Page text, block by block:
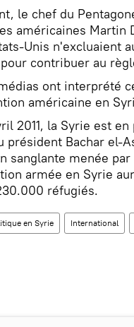
le chef du
américaines Martin
Unis n'excluaient
contribuer au
ont interprété
américaine en
2011, la Syrie est
président Bachar el-
sanglante menée
armée en Syrie
réfugiés.
en Syrie International